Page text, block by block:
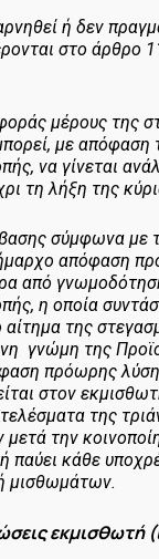
ή δεν
στο άρθρο
μέρους της
με απόφαση
να γίνεται
τη λήξη της
σύμφωνα με
απόφαση
από
η οποία
της
γνώμη της
πρόωρης
στον
της
μετά την
παύει κάθε
μισθωμάτων.
εκμισθωτή